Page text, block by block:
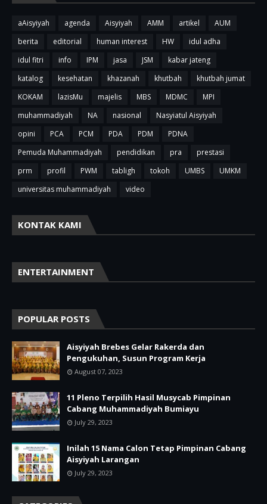
aAisyiyah agenda Aisyiyah AMM artikel
AUM
berita
editorial human interest HW
idul adha
idul fitri
info IPM jasa JSM
kabar jateng
katalog
kesehatan khazanah khutbah
khutbah jumat
KOKAM
lazisMu majelis MBS MDMC
MPI
muhammadiyah
NA nasional
Nasyiatul Aisyiyah
opini
PCA PCM PDA PDM
PDNA
Pemuda Muhammadiyah
pendidikan pra
prestasi
prm
profil PWM tabligh tokoh UMBS
UMKM
universitas muhammadiyah
video
KONTAK KAMI
ENTERTAINMENT
POPULAR POSTS
Aisyiyah Brebes Gelar Rakerda dan
Pengukuhan, Susun Program Kerja
August 07, 2023
11 Pleno Terpilih Hasil Musycab Pimpinan
Cabang Muhammadiyah Bumiayu
July 29, 2023
Inilah 15 Nama Calon Tetap Pimpinan Cabang
Aisyiyah Larangan
July 29, 2023